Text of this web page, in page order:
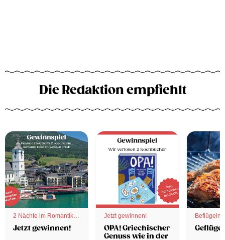
Die Redaktion empfiehlt
2 Nächte im Romantik
Hotel
Jetzt gewinnen!
Jetzt gewinnen!
OPA! Griechischer
Genuss wie in der